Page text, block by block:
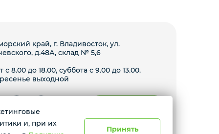
край, г. Владивосток, ул.
д.48А, склад № 5,6
с 8.00 до 18.00, суббота с 9.00 до 13.00.
выходной
призана экстремистской организацией и запрещена в
и, при их
Принять